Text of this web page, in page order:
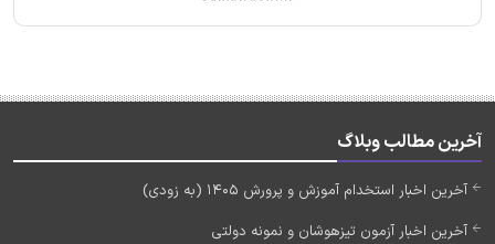
آخرین مطالب وبلاگ
آخرین اخبار استخدام آموزش و پرورش 1405 (به زودی)
آخرین اخبار آزمون تیزهوشان و نمونه دولتی